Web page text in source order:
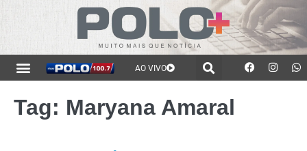
AO VIVO
Tag: Maryana Amaral